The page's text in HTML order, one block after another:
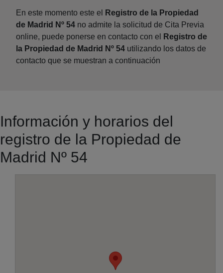
En este momento este el
Registro de la Propiedad
de Madrid Nº 54 no admite la solicitud de Cita Previa
online, puede ponerse en contacto con el
Registro de
la Propiedad de Madrid Nº 54 utilizando los datos de
contacto que se muestran a continuación
Información y horarios del
registro de la Propiedad de
Madrid Nº 54